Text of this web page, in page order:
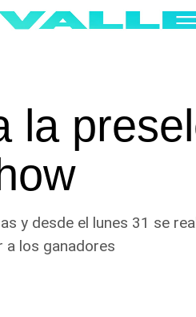
la
y desde el lunes 31 se
los ganadores